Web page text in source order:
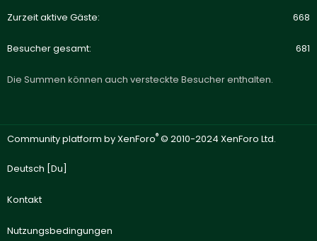
Zurzeit aktive Gäste 668
Besucher gesamt 681
Die Summen können auch versteckte Besucher enthalten.
Community platform by XenForo® © 2010-2024 XenForo Ltd.
Deutsch [Du]
Kontakt
Nutzungsbedingungen